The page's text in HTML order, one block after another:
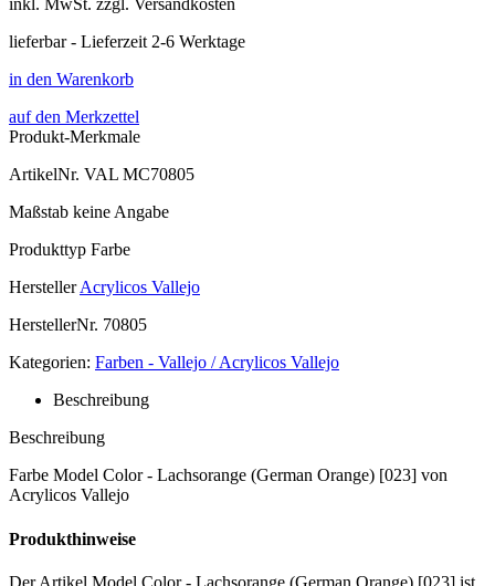
inkl. MwSt. zzgl. Versandkosten
lieferbar - Lieferzeit 2-6 Werktage
in den Warenkorb
auf den Merkzettel
Produkt-Merkmale
ArtikelNr. VAL MC70805
Maßstab keine Angabe
Produkttyp Farbe
Hersteller Acrylicos Vallejo
HerstellerNr. 70805
Kategorien: Farben - Vallejo / Acrylicos Vallejo
Beschreibung
Beschreibung
Farbe Model Color - Lachsorange (German Orange) [023] von
Acrylicos Vallejo
Produkthinweise
Der Artikel Model Color - Lachsorange (German Orange) [023] ist